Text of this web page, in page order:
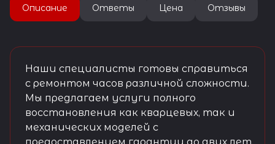
Описание Ответы Цена Отзывы
Наши специалисты готовы справиться
с ремонтом часов различной сложности.
Мы предлагаем услуги полного
восстановления как кварцевых, так и
механических моделей с